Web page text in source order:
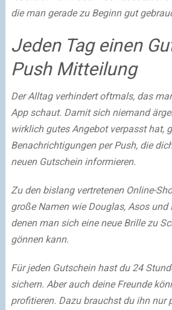
die man gerade zu Beginn gut
Jeden Tag einen
Push Mitteilung
Der Alltag verhindert oftmals, das
App schaut. Damit sich niemand
wirklich gutes Angebot verpasst hat,
Benachrichtigungen per Push, die
neuen Gutschein informieren.
Zu den bislang vertretenen Online-
große Namen wie Douglas, Asos und
denen man sich eine neue Brille zu
gönnen kann.
Für jeden Gutschein hast du 24
sichern. Aber auch deine Freunde
profitieren. Dazu brauchst du ihn nur